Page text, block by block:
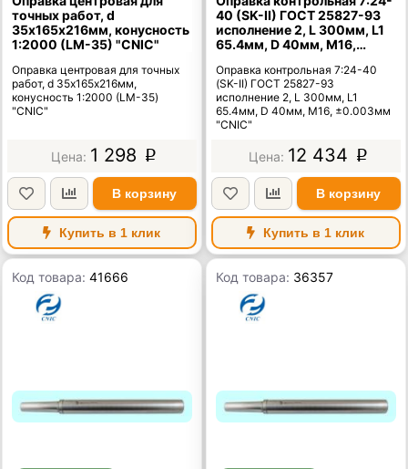
точных работ, d
35х165х216мм, конусность
1:2000 (LM-35) "CNIC"
Оправка центровая для точных
работ, d 35х165х216мм,
конусность 1:2000 (LM-35)
"CNIC"
1 298 p
В корзину
Купить в 1 клик
40 (SK-II) ГОСТ 25827-93
исполнение 2, L 300мм, L1
65.4мм, D 40мм, М16,
Оправка контрольная 7:24-40
(SK-II) ГОСТ 25827-93
исполнение 2, L 300мм, L1
65.4мм, D 40мм, М16, ±0.003мм
"CNIC"
12 434 p
В корзину
Купить в 1 клик
Код товара:41666 Код товара: 36357